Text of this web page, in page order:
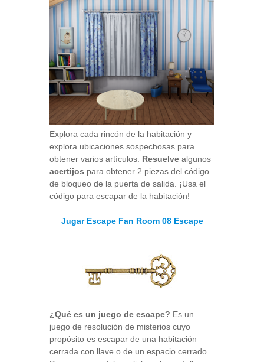
Explora cada rincón de la habitación y
explora ubicaciones sospechosas para
obtener varios artículos. Resuelve algunos
acertijos para obtener 2 piezas del código
de bloqueo de la puerta de salida. ¡Usa el
código para escapar de la habitación!
Jugar Escape Fan Room 08 Escape
¿Qué es un juego de escape? Es un
juego de resolución de misterios cuyo
propósito es escapar de una habitación
cerrada con llave o de un espacio cerrado.